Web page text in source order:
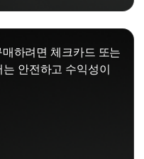
하려면 체크카드 또는
안전하고 수익성이